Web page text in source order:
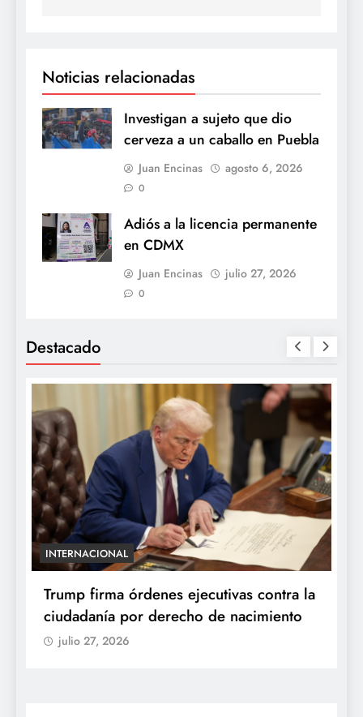
Noticias relacionadas
Investigan a sujeto que dio
cerveza a un caballo en Puebla
Juan Encinas agosto 6, 2026
0
Adiós a la licencia permanente
en CDMX
Juan Encinas julio 27, 2026
0
Destacado
INTERNACIONAL
Trump firma órdenes ejecutivas contra la
ciudadanía por derecho de nacimiento
julio 27, 2026